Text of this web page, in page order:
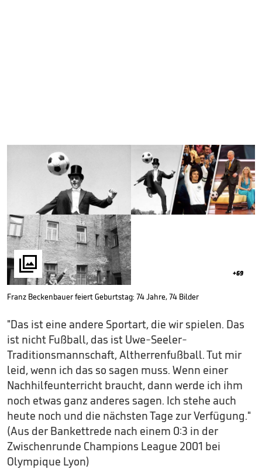
 +69
Franz Beckenbauer feiert Geburtstag: 74 Jahre, 74 Bilder
"Das ist eine andere Sportart, die wir spielen. Das
ist nicht Fußball, das ist Uwe-Seeler-
Traditionsmannschaft, Altherrenfußball. Tut mir
leid, wenn ich das so sagen muss. Wenn einer
Nachhilfeunterricht braucht, dann werde ich ihm
noch etwas ganz anderes sagen. Ich stehe auch
heute noch und die nächsten Tage zur Verfügung."
(Aus der Bankettrede nach einem 0:3 in der
Zwischenrunde Champions League 2001 bei
Olympique Lyon)